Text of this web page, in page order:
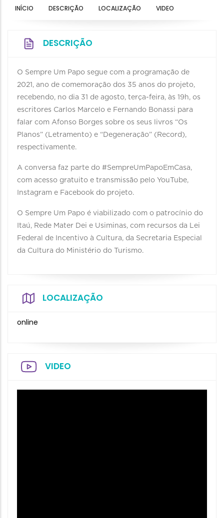
INÍCIO DESCRIÇÃO LOCALIZAÇÃO VIDEO
DESCRIÇÃO
O Sempre Um Papo segue com a programação de
2021, ano de comemoração dos 35 anos do projeto,
recebendo, no dia 31 de agosto, terça-feira, às 19h, os
escritores Carlos Marcelo e Fernando Bonassi para
falar com Afonso Borges sobre os seus livros “Os
Planos” (Letramento) e “Degeneração” (Record),
respectivamente.
A conversa faz parte do #SempreUmPapoEmCasa,
com acesso gratuito e transmissão pelo YouTube,
Instagram e Facebook do projeto.
O Sempre Um Papo é viabilizado com o patrocínio do
Itaú, Rede Mater Dei e Usiminas, com recursos da Lei
Federal de Incentivo à Cultura, da Secretaria Especial
da Cultura do Ministério do Turismo.
LOCALIZAÇÃO
online
VIDEO